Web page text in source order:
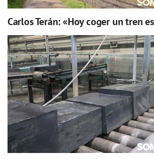
Carlos Terán: «Hoy coger un tren